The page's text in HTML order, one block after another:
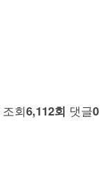
조회6,112회 댓글0